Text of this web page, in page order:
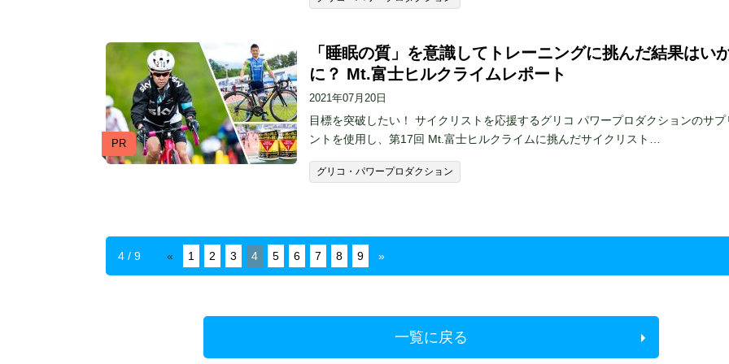
PR
「睡眠の質」を意識してトレーニングに挑んだ結果はい
に？ Mt.富士ヒルクライムレポート
2021年07月20日
目標を突破したい！ サイクリストを応援するグリコ パワープロダクションのサプ
ントを使用し、第17回 Mt.富士ヒルクライムに挑んだサイクリスト…
グリコ・パワープロダクション
4 / 9 « 1 2 3 4 5 6 7 8 9 »
一覧に戻る